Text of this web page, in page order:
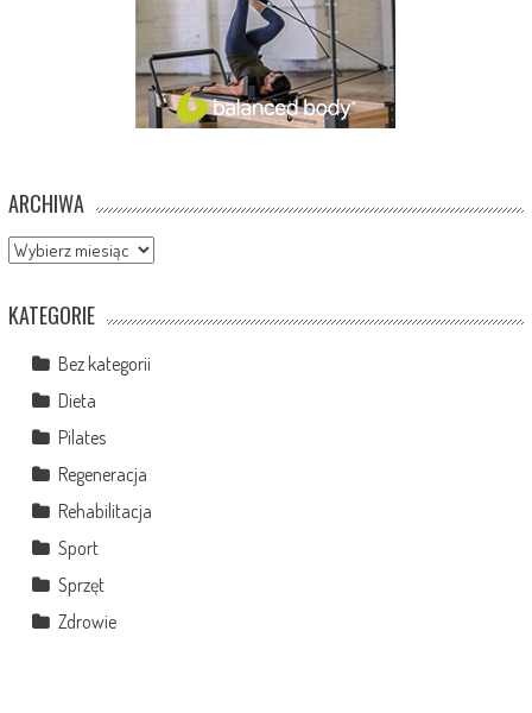
ARCHIWA
Archiwa
KATEGORIE
Bez kategorii
Dieta
Pilates
Regeneracja
Rehabilitacja
Sport
Sprzęt
Zdrowie